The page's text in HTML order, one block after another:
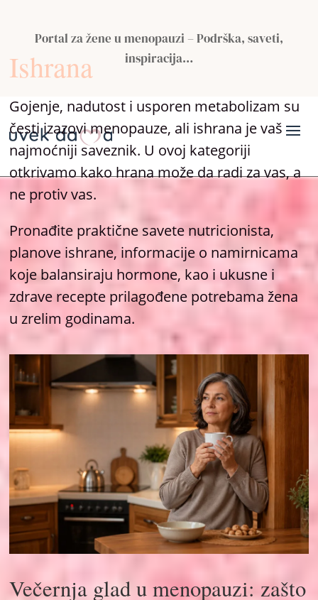
Portal za žene u menopauzi – Podrška, saveti,
inspiracija…
Ishrana
Gojenje, nadutost i usporen metabolizam su
česti izazovi menopauze, ali ishrana je vaš
najmoćniji saveznik. U ovoj kategoriji
otkrivamo kako hrana može da radi za vas, a
ne protiv vas.
Pronađite praktične savete nutricionista,
planove ishrane, informacije o namirnicama
koje balansiraju hormone, kao i ukusne i
zdrave recepte prilagođene potrebama žena
u zrelim godinama.
Večernja glad u menopauzi: zašto